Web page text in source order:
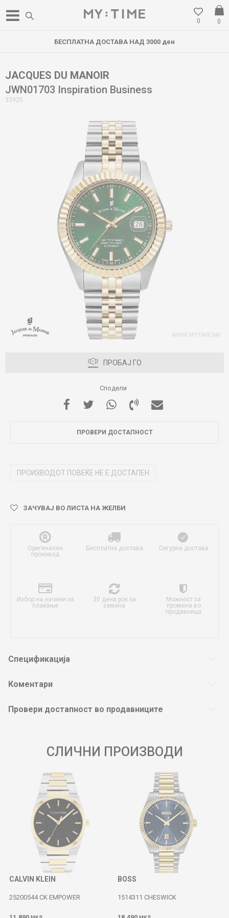
0
0
БЕСПЛАТНА ДОСТАВА НАД 3000 ден
JACQUES DU MANOIR
JWN01703 Inspiration Business
33925
ПРОБАЈ ГО
Сподели
ПРОВЕРИ ДОСТАПНОСТ
ПРОИЗВОДОТ ПОВЕЌЕ НЕ Е ДОСТАПЕН
ЗАЧУВАЈ ВО ЛИСТА НА ЖЕЛБИ
Оригинален
производ
Бесплатна достава Сигурна достава
Избор на начини за
плаќање
30 дена рок за
замена
Можност за
промена во
продавница
Спецификација
Коментари
Провери достапност во продавниците
СЛИЧНИ ПРОИЗВОДИ
CALVIN KLEIN
25200544 CK EMPOWER
BOSS
1514311 CHESWICK